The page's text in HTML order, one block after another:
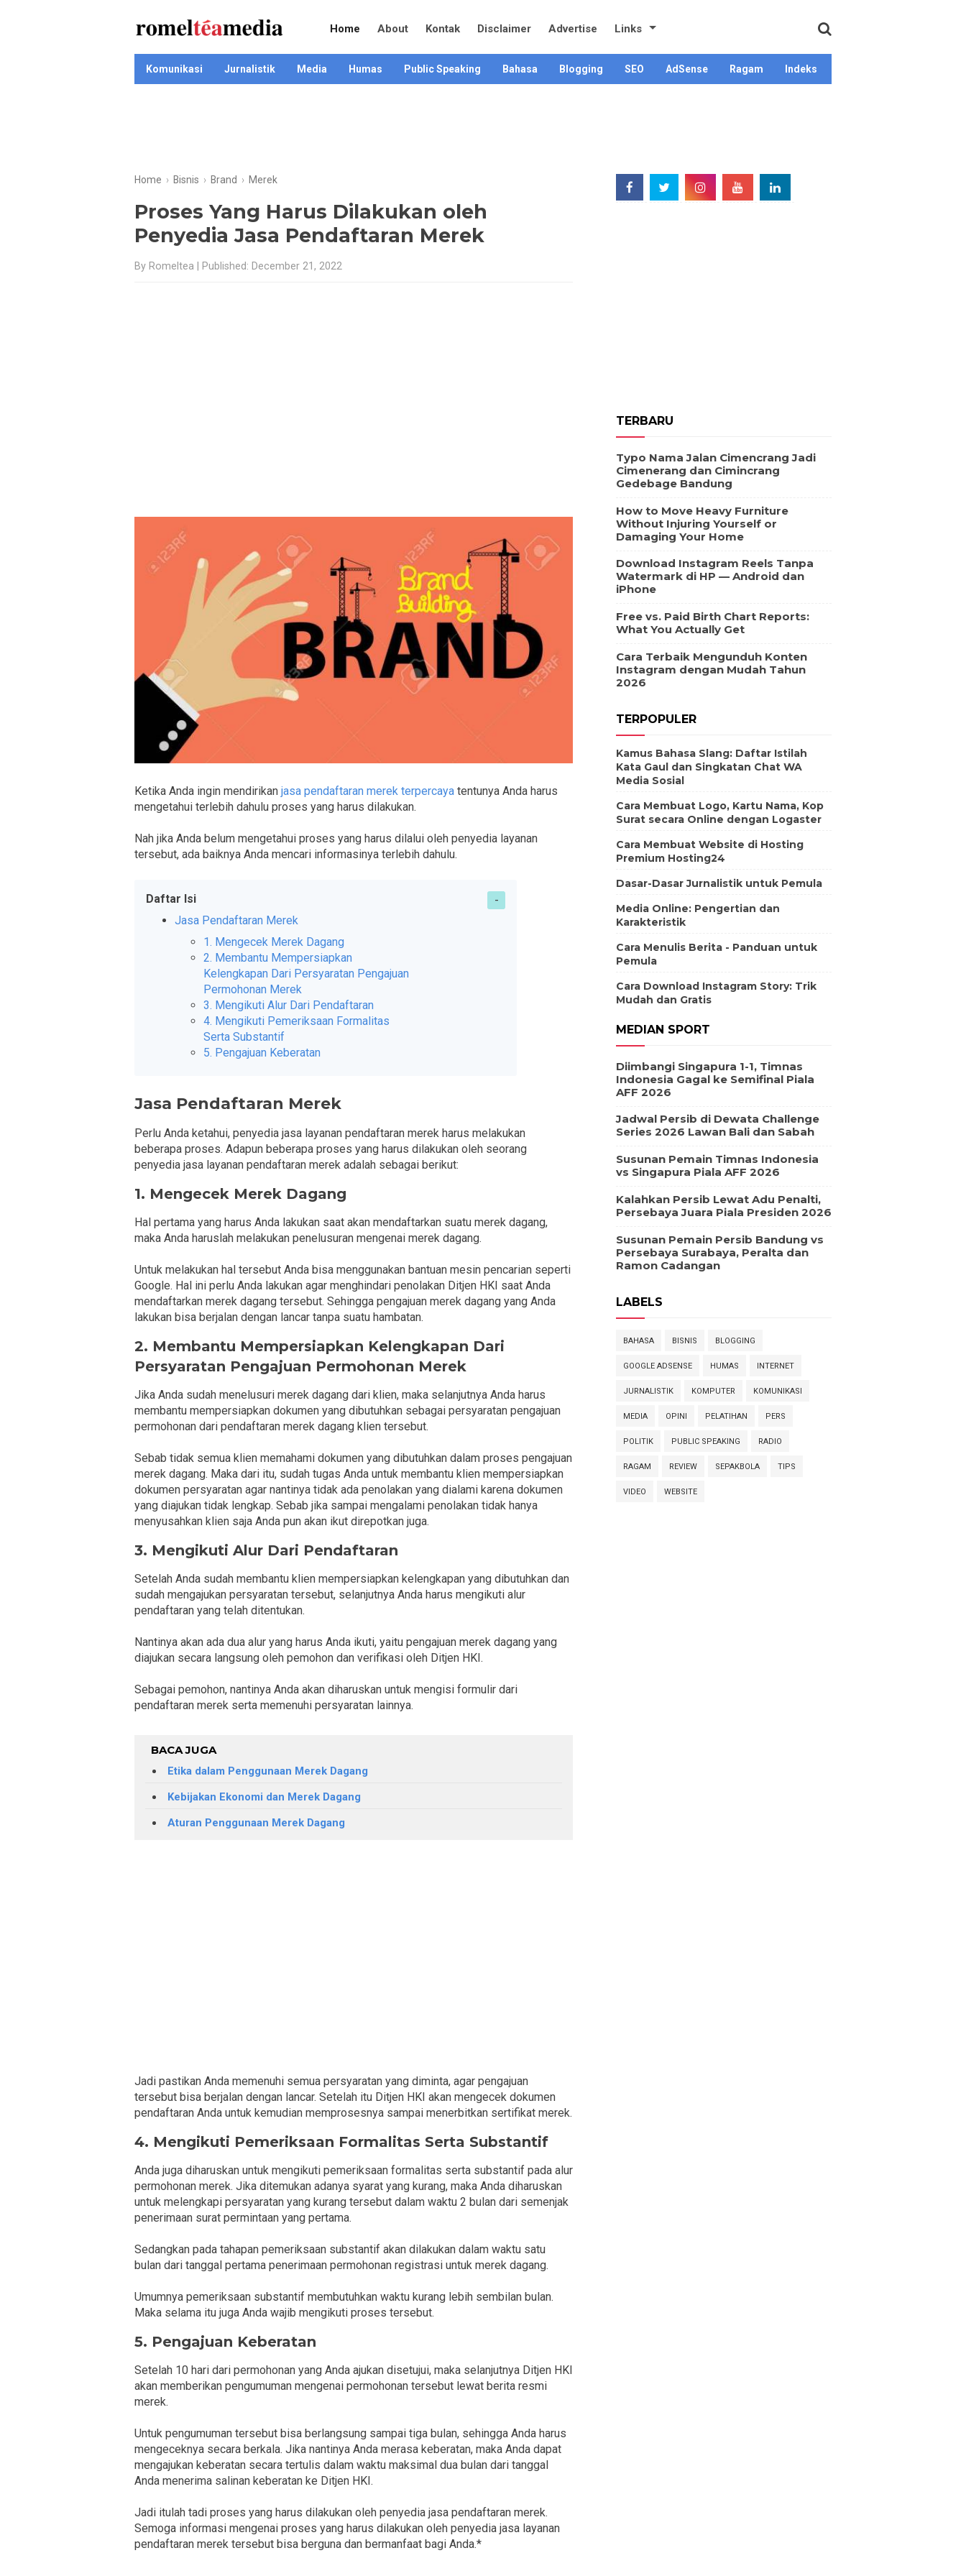
Home About Kontak Disclaimer Advertise Links
Komunikasi Jurnalistik Media Humas Public Speaking Bahasa Blogging SEO AdSense Ragam Indeks
Home › Bisnis › Brand › Merek
Proses Yang Harus Dilakukan oleh
Penyedia Jasa Pendaftaran Merek
By Romeltea | Published: December 21, 2022
Ketika Anda ingin mendirikan jasa pendaftaran merek terpercaya tentunya Anda harus
mengetahui terlebih dahulu proses yang harus dilakukan.
Nah jika Anda belum mengetahui proses yang harus dilalui oleh penyedia layanan
tersebut, ada baiknya Anda mencari informasinya terlebih dahulu.
Daftar Isi
Jasa Pendaftaran Merek
1. Mengecek Merek Dagang
2. Membantu Mempersiapkan
Kelengkapan Dari Persyaratan Pengajuan
Permohonan Merek
3. Mengikuti Alur Dari Pendaftaran
4. Mengikuti Pemeriksaan Formalitas
Serta Substantif
5. Pengajuan Keberatan
Jasa Pendaftaran Merek
Perlu Anda ketahui, penyedia jasa layanan pendaftaran merek harus melakukan
beberapa proses. Adapun beberapa proses yang harus dilakukan oleh seorang
penyedia jasa layanan pendaftaran merek adalah sebagai berikut:
1. Mengecek Merek Dagang
Hal pertama yang harus Anda lakukan saat akan mendaftarkan suatu merek dagang,
maka Anda haruslah melakukan penelusuran mengenai merek dagang.
Untuk melakukan hal tersebut Anda bisa menggunakan bantuan mesin pencarian seperti
Google. Hal ini perlu Anda lakukan agar menghindari penolakan Ditjen HKI saat Anda
mendaftarkan merek dagang tersebut. Sehingga pengajuan merek dagang yang Anda
lakukan bisa berjalan dengan lancar tanpa suatu hambatan.
2. Membantu Mempersiapkan Kelengkapan Dari
Persyaratan Pengajuan Permohonan Merek
Jika Anda sudah menelusuri merek dagang dari klien, maka selanjutnya Anda harus
membantu mempersiapkan dokumen yang dibutuhkan sebagai persyaratan pengajuan
permohonan dari pendaftaran merek dagang klien tersebut.
Sebab tidak semua klien memahami dokumen yang dibutuhkan dalam proses pengajuan
merek dagang. Maka dari itu, sudah tugas Anda untuk membantu klien mempersiapkan
dokumen persyaratan agar nantinya tidak ada penolakan yang dialami karena dokumen
yang diajukan tidak lengkap. Sebab jika sampai mengalami penolakan tidak hanya
menyusahkan klien saja Anda pun akan ikut direpotkan juga.
3. Mengikuti Alur Dari Pendaftaran
Setelah Anda sudah membantu klien mempersiapkan kelengkapan yang dibutuhkan dan
sudah mengajukan persyaratan tersebut, selanjutnya Anda harus mengikuti alur
pendaftaran yang telah ditentukan.
Nantinya akan ada dua alur yang harus Anda ikuti, yaitu pengajuan merek dagang yang
diajukan secara langsung oleh pemohon dan verifikasi oleh Ditjen HKI.
Sebagai pemohon, nantinya Anda akan diharuskan untuk mengisi formulir dari
pendaftaran merek serta memenuhi persyaratan lainnya.
BACA JUGA
Etika dalam Penggunaan Merek Dagang
Kebijakan Ekonomi dan Merek Dagang
Aturan Penggunaan Merek Dagang
Jadi pastikan Anda memenuhi semua persyaratan yang diminta, agar pengajuan
tersebut bisa berjalan dengan lancar. Setelah itu Ditjen HKI akan mengecek dokumen
pendaftaran Anda untuk kemudian memprosesnya sampai menerbitkan sertifikat merek.
4. Mengikuti Pemeriksaan Formalitas Serta Substantif
Anda juga diharuskan untuk mengikuti pemeriksaan formalitas serta substantif pada alur
permohonan merek. Jika ditemukan adanya syarat yang kurang, maka Anda diharuskan
untuk melengkapi persyaratan yang kurang tersebut dalam waktu 2 bulan dari semenjak
penerimaan surat permintaan yang pertama.
Sedangkan pada tahapan pemeriksaan substantif akan dilakukan dalam waktu satu
bulan dari tanggal pertama penerimaan permohonan registrasi untuk merek dagang.
Umumnya pemeriksaan substantif membutuhkan waktu kurang lebih sembilan bulan.
Maka selama itu juga Anda wajib mengikuti proses tersebut.
5. Pengajuan Keberatan
Setelah 10 hari dari permohonan yang Anda ajukan disetujui, maka selanjutnya Ditjen HKI
akan memberikan pengumuman mengenai permohonan tersebut lewat berita resmi
merek.
Untuk pengumuman tersebut bisa berlangsung sampai tiga bulan, sehingga Anda harus
mengeceknya secara berkala. Jika nantinya Anda merasa keberatan, maka Anda dapat
mengajukan keberatan secara tertulis dalam waktu maksimal dua bulan dari tanggal
Anda menerima salinan keberatan ke Ditjen HKI.
Jadi itulah tadi proses yang harus dilakukan oleh penyedia jasa pendaftaran merek.
Semoga informasi mengenai proses yang harus dilakukan oleh penyedia jasa layanan
pendaftaran merek tersebut bisa berguna dan bermanfaat bagi Anda.*
TERBARU
Typo Nama Jalan Cimencrang Jadi
Cimenerang dan Cimincrang
Gedebage Bandung
How to Move Heavy Furniture
Without Injuring Yourself or
Damaging Your Home
Download Instagram Reels Tanpa
Watermark di HP — Android dan
iPhone
Free vs. Paid Birth Chart Reports:
What You Actually Get
Cara Terbaik Mengunduh Konten
Instagram dengan Mudah Tahun
2026
TERPOPULER
Kamus Bahasa Slang: Daftar Istilah
Kata Gaul dan Singkatan Chat WA
Media Sosial
Cara Membuat Logo, Kartu Nama, Kop
Surat secara Online dengan Logaster
Cara Membuat Website di Hosting
Premium Hosting24
Dasar-Dasar Jurnalistik untuk Pemula
Media Online: Pengertian dan
Karakteristik
Cara Menulis Berita - Panduan untuk
Pemula
Cara Download Instagram Story: Trik
Mudah dan Gratis
MEDIAN SPORT
Diimbangi Singapura 1-1, Timnas
Indonesia Gagal ke Semifinal Piala
AFF 2026
Jadwal Persib di Dewata Challenge
Series 2026 Lawan Bali dan Sabah
Susunan Pemain Timnas Indonesia
vs Singapura Piala AFF 2026
Kalahkan Persib Lewat Adu Penalti,
Persebaya Juara Piala Presiden 2026
Susunan Pemain Persib Bandung vs
Persebaya Surabaya, Peralta dan
Ramon Cadangan
LABELS
BAHASA BISNIS BLOGGING
GOOGLE ADSENSE HUMAS INTERNET
JURNALISTIK KOMPUTER KOMUNIKASI
MEDIA OPINI PELATIHAN PERS
POLITIK PUBLIC SPEAKING RADIO
RAGAM REVIEW SEPAKBOLA TIPS
VIDEO WEBSITE